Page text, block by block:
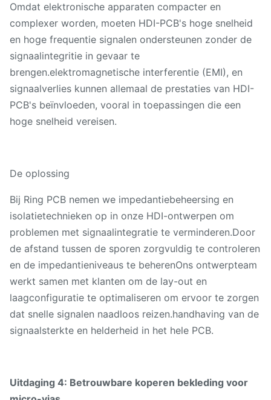
Omdat elektronische apparaten compacter en
complexer worden, moeten HDI-PCB's hoge snelheid
en hoge frequentie signalen ondersteunen zonder de
signaalintegritie in gevaar te
brengen.elektromagnetische interferentie (EMI), en
signaalverlies kunnen allemaal de prestaties van HDI-
PCB's beïnvloeden, vooral in toepassingen die een
hoge snelheid vereisen.
De oplossing
Bij Ring PCB nemen we impedantiebeheersing en
isolatietechnieken op in onze HDI-ontwerpen om
problemen met signaalintegratie te verminderen.Door
de afstand tussen de sporen zorgvuldig te controleren
en de impedantieniveaus te beherenOns ontwerpteam
werkt samen met klanten om de lay-out en
laagconfiguratie te optimaliseren om ervoor te zorgen
dat snelle signalen naadloos reizen.handhaving van de
signaalsterkte en helderheid in het hele PCB.
Uitdaging 4: Betrouwbare koperen bekleding voor